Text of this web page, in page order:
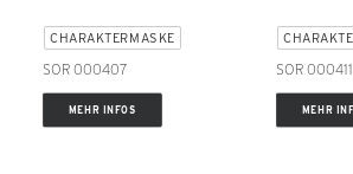
CHARAKTERMASKE
SOR 000407
MEHR INFOS
SOR 000411
MEHR